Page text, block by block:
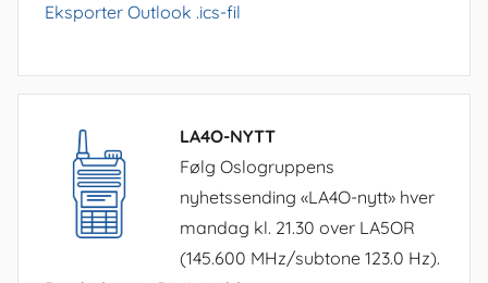
Eksporter Outlook .ics-fil
LA4O-NYTT
Følg Oslogruppens
nyhetssending «LA4O-nytt» hver
mandag kl. 21.30 over LA5OR
(145.600 MHz/subtone 123.0 Hz).